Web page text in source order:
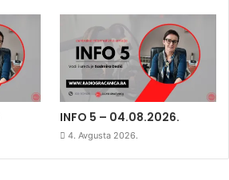
INFO 5 – 04.08.2026.
4. Avgusta 2026.